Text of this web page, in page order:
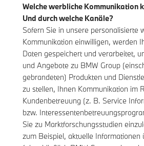
Welche werbliche Kommunikation
Und durch welche Kanäle?
Sofern Sie in unsere personalisierte
Kommunikation einwilligen, werden
Daten gespeichert und verarbeitet,
und Angebote zu BMW Group
gebrandeten) Produkten und
zu stellen, Ihnen Kommunikation im
Kundenbetreuung (z. B. Service
bzw.
Sie zu Marktforschungsstudien
zum Beispiel, aktuelle Informationen